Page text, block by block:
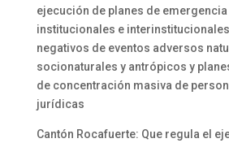
ejecución de planes de
institucionales e
negativos de eventos adversos
socionaturales y antrópicos y
de concentración masiva de
jurídicas
Cantón Rocafuerte: Que regula el